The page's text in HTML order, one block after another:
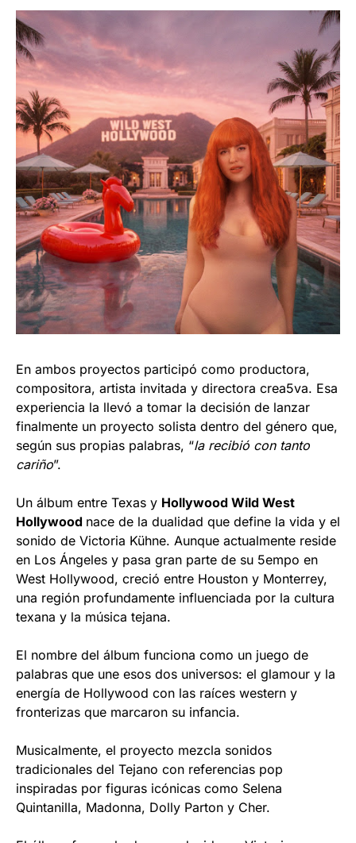
En ambos proyectos participó como productora,
compositora, artista invitada y directora crea5va. Esa
experiencia la llevó a tomar la decisión de lanzar
finalmente un proyecto solista dentro del género que,
según sus propias palabras, “la recibió con tanto
cariño”.
Un álbum entre Texas y Hollywood Wild West
Hollywood nace de la dualidad que define la vida y el
sonido de Victoria Kühne. Aunque actualmente reside
en Los Ángeles y pasa gran parte de su 5empo en
West Hollywood, creció entre Houston y Monterrey,
una región profundamente influenciada por la cultura
texana y la música tejana.
El nombre del álbum funciona como un juego de
palabras que une esos dos universos: el glamour y la
energía de Hollywood con las raíces western y
fronterizas que marcaron su infancia.
Musicalmente, el proyecto mezcla sonidos
tradicionales del Tejano con referencias pop
inspiradas por figuras icónicas como Selena
Quintanilla, Madonna, Dolly Parton y Cher.